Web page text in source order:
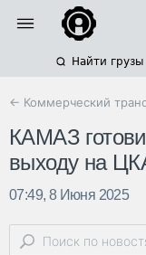
Найти грузы
← Коммерческий
КАМАЗ
выходу на
07:49, 8 Июня 2025